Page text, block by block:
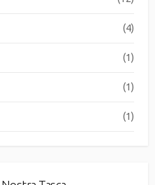
(4)
(1)
(1)
(1)